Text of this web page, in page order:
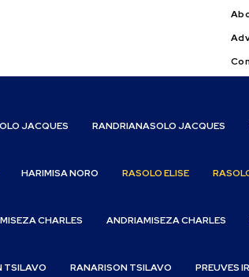
JACQUES RANDRIANASOLO JACQUES
HARIMISA NORO RASOLO ELISE
CHARLES ANDRIAMISEZA CHARLES
TSILAVO RANARISON TSILAVO PREUVES